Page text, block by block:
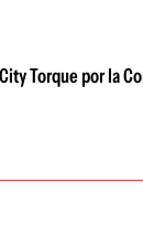
Torque por la